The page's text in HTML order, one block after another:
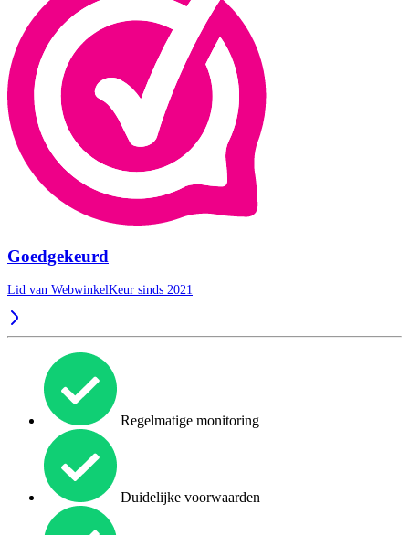
Goedgekeurd
Lid van WebwinkelKeur sinds 2021
Regelmatige monitoring
Duidelijke voorwaarden